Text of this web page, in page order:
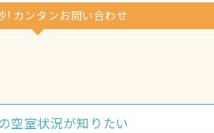
! カンタンお問い合わせ
空室状況が知りたい